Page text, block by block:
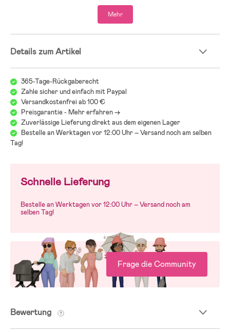
Mehr
Details zum Artikel
365-Tage-Rückgaberecht
Zahle sicher und einfach mit Paypal
Versandkostenfrei ab 100 €
Preisgarantie - Mehr erfahren ->
Zuverlässige Lieferung direkt aus dem eigenen Lager
Bestelle an Werktagen vor 12:00 Uhr – Versand noch am selben
Tag!
Schnelle Lieferung
Bestelle an Werktagen vor 12:00 Uhr – Versand noch am
selben Tag!
Frage die Community
Bewertung